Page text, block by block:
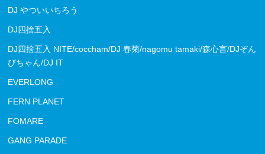
DJ やついいちろう
DJ四捨五入
DJ四捨五入 NITE/coccham/DJ 春菊/nagomu tamaki/森心言/DJぞん
びちゃん/DJ IT
EVERLONG
FERN PLANET
FOMARE
GANG PARADE